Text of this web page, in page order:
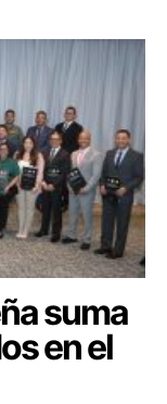
suma
en el